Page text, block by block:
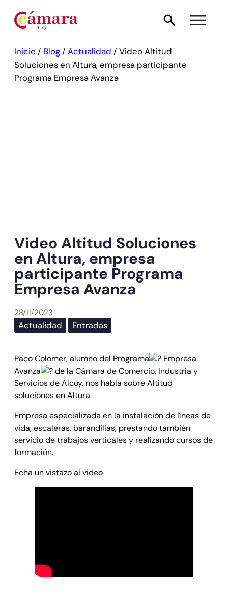
Inicio / Blog / Actualidad / Video Altitud
Soluciones en Altura, empresa participante
Programa Empresa Avanza
Video Altitud Soluciones
en Altura, empresa
participante Programa
Empresa Avanza
28/11/2023
Actualidad Entradas
Paco Colomer, alumno del Programa
Empresa
Avanza
de la Cámara de Comercio, Industria y
Servicios de Alcoy, nos habla sobre Altitud
soluciones en Altura.
Empresa especializada en la instalación de líneas de
vida, escaleras, barandillas, prestando también
servicio de trabajos verticales y realizando cursos de
formación.
Echa un vistazo al video